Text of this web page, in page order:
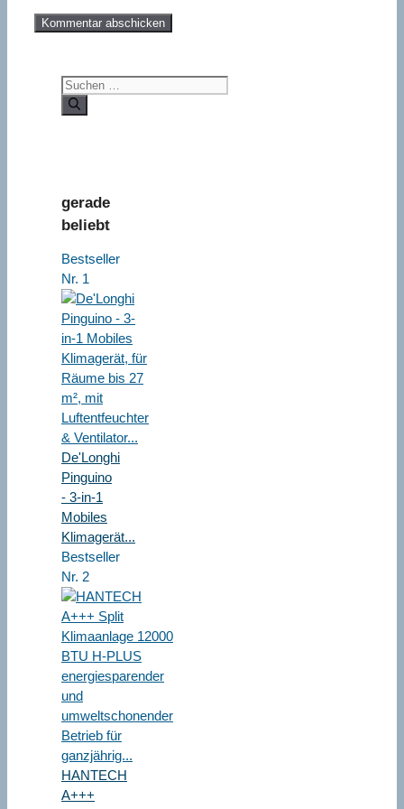
Suchen
nach:
gerade
beliebt
Bestseller
Nr. 1
De'Longhi
Pinguino
- 3-in-1
Mobiles
Klimagerät...
Bestseller
Nr. 2
HANTECH
A+++